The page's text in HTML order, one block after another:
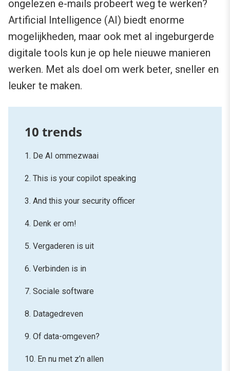
ongelezen e-mails probeert weg te werken?
Artificial Intelligence (AI) biedt enorme
mogelijkheden, maar ook met al ingeburgerde
digitale tools kun je op hele nieuwe manieren
werken. Met als doel om werk beter, sneller en
leuker te maken.
1. De AI ommezwaai
2. This is your copilot speaking
3. And this your security officer
4. Denk er om!
5. Vergaderen is uit
6. Verbinden is in
7. Sociale software
8. Datagedreven
9. Of data-omgeven?
10. En nu met z’n allen